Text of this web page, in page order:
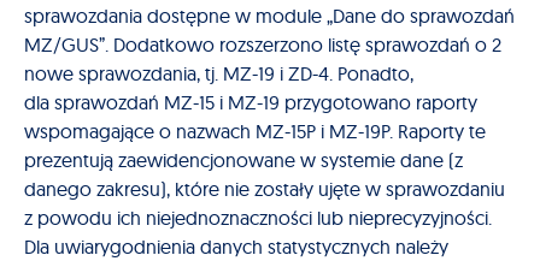
sprawozdania dostępne w module „Dane do sprawozdań
MZ/GUS”. Dodatkowo rozszerzono listę sprawozdań o 2
nowe sprawozdania, tj. MZ-19 i ZD-4. Ponadto,
dla sprawozdań MZ-15 i MZ-19 przygotowano raporty
wspomagające o nazwach MZ-15P i MZ-19P. Raporty te
prezentują zaewidencjonowane w systemie dane (z
danego zakresu), które nie zostały ujęte w sprawozdaniu
z powodu ich niejednoznaczności lub nieprecyzyjności.
Dla uwiarygodnienia danych statystycznych należy